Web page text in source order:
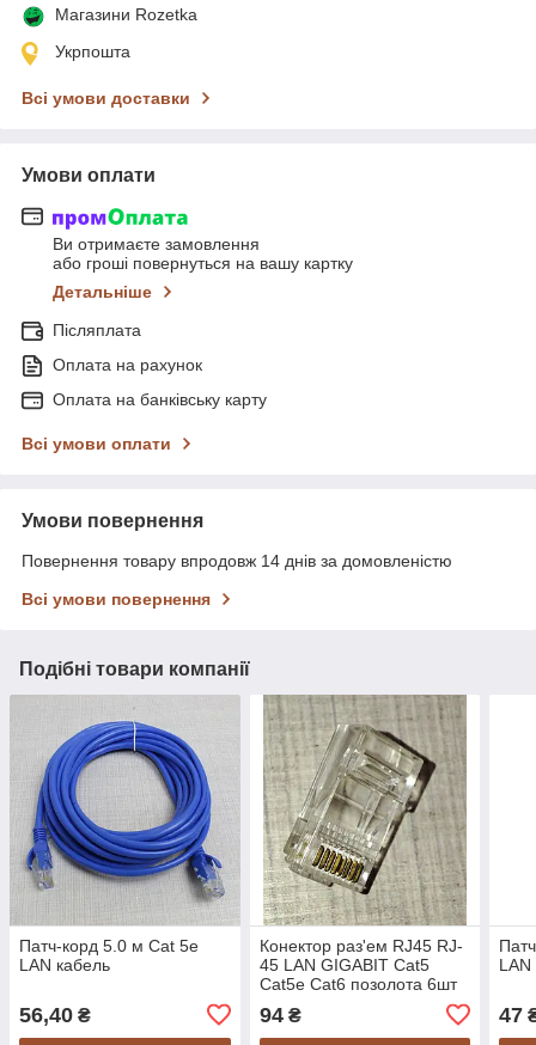
Магазини Rozetka
Укрпошта
Всі умови доставки
Умови оплати
Ви отримаєте замовлення
або гроші повернуться на вашу картку
Детальніше
Післяплата
Оплата на рахунок
Оплата на банківську карту
Всі умови оплати
Умови повернення
Повернення товару впродовж 14 днів за домовленістю
Всі умови повернення
Подібні товари компанії
Патч-корд 5.0 м Cat 5e
LAN кабель
56,40 ₴
Конектор раз'ем RJ45 RJ-
45 LAN GIGABIT Cat5
Cat5e Cat6 позолота 6шт
94₴
LAN
47